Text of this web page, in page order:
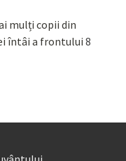
mulți copii din
întâi a frontului 8